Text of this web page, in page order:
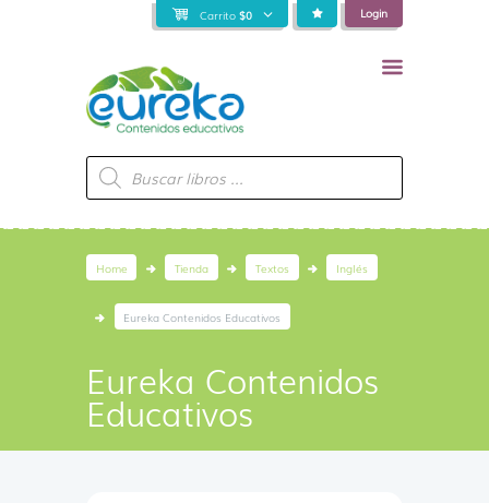
Carrito $0 Login
Búsqueda
de
productos
Home Tienda Textos Inglés
Eureka Contenidos Educativos
Eureka Contenidos
Educativos